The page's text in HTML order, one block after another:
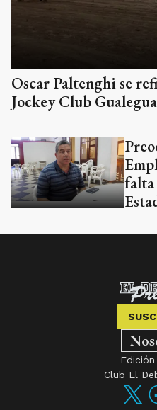
Oscar Paltenghi se
Jockey Club
falta
Club El